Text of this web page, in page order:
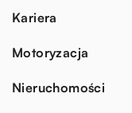
Kariera
Motoryzacja
Nieruchomości